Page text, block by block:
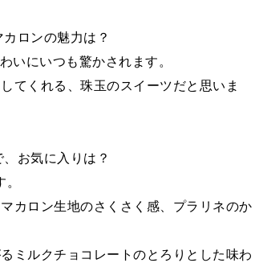
ロンの魅力は？
いにいつも驚かされます。
てくれる、珠玉のスイーツだと思いま
お気に入りは？
カロン生地のさくさく感、プラリネのか
ミルクチョコレートのとろりとした味わ